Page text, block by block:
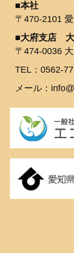
本社
〒470-2101
大府支店 大
〒474-0036
TEL：0562-
メール：